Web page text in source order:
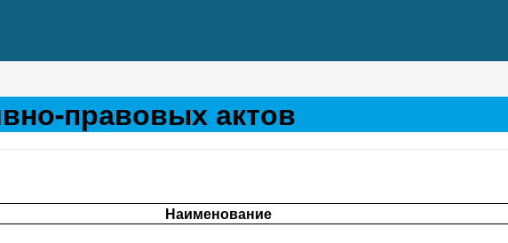
правовых актов
Наименование